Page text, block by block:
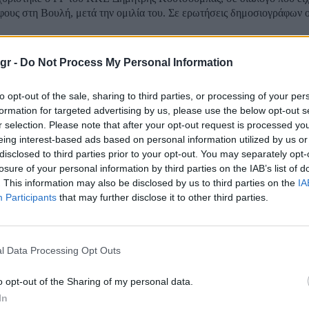
- Do Not Process My Personal Information
opt-out of the sale, sharing to third parties, or processing of your
for targeted advertising by us, please use the below opt-out
selection. Please note that after your opt-out request is processed
interest-based ads based on personal information utilized by us
to third parties prior to your opt-out. You may separately
of your personal information by third parties on the IAB’s list of
This information may also be disclosed by us to third parties on the
Participants that may further disclose it to other third parties.
Data Processing Opt Outs
opt-out of the Sharing of my personal data.
στη Βουλή, μετά την ομιλία του. Σε ερωτήσεις δημοσιογράφων
θωράκιση με drones: Οι «πέντε» της Ευρώπης
δυνάμεις της Ευρώπης ετοιμάζονται να ανακοινώσουν
drones για την ενίσχυση της αμυντικής βιομηχανίας απέναντι
Ουκρανία και στις ανησυχίες για την προσήλωση των Ηνωμένων
στο...
μπαίνει στην εποχή των drones: Τι
Εκστρατείας αφιερωμένου στη συστηματική τακτική
πολυκόπτερων (UAV), αλλά και στους τρόπους αντιμετώπισής
μάχης. Η κίνηση...